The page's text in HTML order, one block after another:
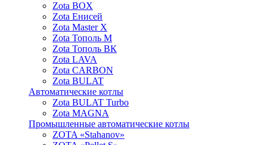
Zota BOX
Zota Енисей
Zota Master X
Zota Тополь М
Zota Тополь ВК
Zota LAVA
Zota CARBON
Zota BULAT
Автоматические котлы
Zota BULAT Turbo
Zota MAGNA
Промышленные автоматические котлы
ZOTA «Stahanov»